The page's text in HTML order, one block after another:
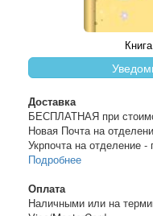
Доставка
БЕСПЛАТНАЯ при
Новая Почта на
Укрпочта на отделение
Подробнее
Оплата
Наличными или на